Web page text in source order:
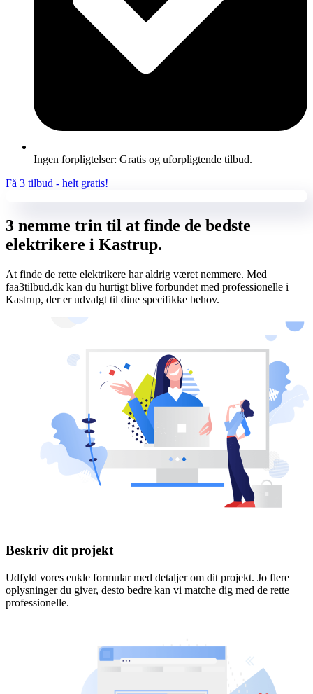
Ingen forpligtelser: Gratis og uforpligtende tilbud.
Få 3 tilbud - helt gratis!
3 nemme trin til at finde de bedste
elektrikere i Kastrup.
At finde de rette elektrikere har aldrig været nemmere. Med
faa3tilbud.dk kan du hurtigt blive forbundet med professionelle i
Kastrup, der er udvalgt til dine specifikke behov.
Beskriv dit projekt
Udfyld vores enkle formular med detaljer om dit projekt. Jo flere
oplysninger du giver, desto bedre kan vi matche dig med de rette
professionelle.